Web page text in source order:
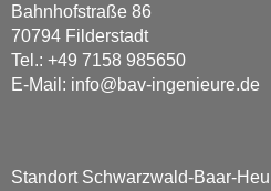
Bahnhofstraße 86
70794 Filderstadt
Tel.: +49 7158 985650
E-Mail: info@bav-ingenieure.de
Standort Schwarzwald-Baar-